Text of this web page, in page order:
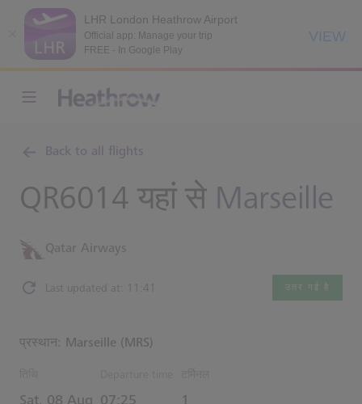
LHR London Heathrow Airport
Official app: Manage your trip
FREE - In Google Play
VIEW
Back to all flights
QR6014 यहां से Marseille
Qatar Airways
Last updated at: 11:41 उतर गई है
प्रस्थान: Marseille (MRS)
Sat, 08 Aug Estimated समय
07:25 1